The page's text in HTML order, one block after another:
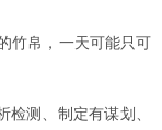
竹帛，一天可能只可
测、制定有谋划、